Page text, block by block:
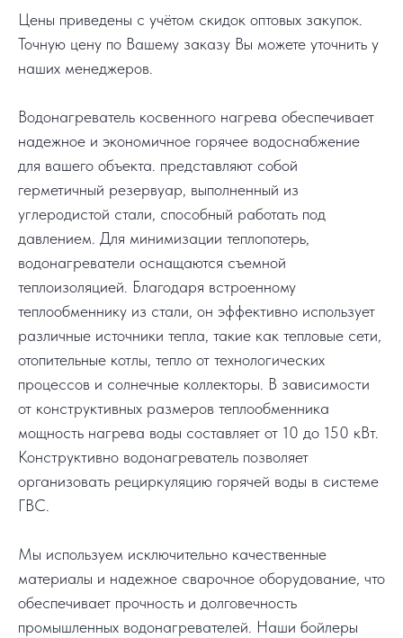
Цены приведены с учётом скидок оптовых закупок.
Точную цену по Вашему заказу Вы можете уточнить у
наших менеджеров.
Водонагреватель косвенного нагрева обеспечивает
надежное и экономичное горячее водоснабжение
для вашего объекта. представляют собой
герметичный резервуар, выполненный из
углеродистой стали, способный работать под
давлением. Для минимизации теплопотерь,
водонагреватели оснащаются съемной
теплоизоляцией. Благодаря встроенному
теплообменнику из стали, он эффективно использует
различные источники тепла, такие как тепловые сети,
отопительные котлы, тепло от технологических
процессов и солнечные коллекторы. В зависимости
от конструктивных размеров теплообменника
мощность нагрева воды составляет от 10 до 150 кВт.
Конструктивно водонагреватель позволяет
организовать рециркуляцию горячей воды в системе
ГВС.
Мы используем исключительно качественные
материалы и надежное сварочное оборудование, что
обеспечивает прочность и долговечность
промышленных водонагревателей. Наши бойлеры